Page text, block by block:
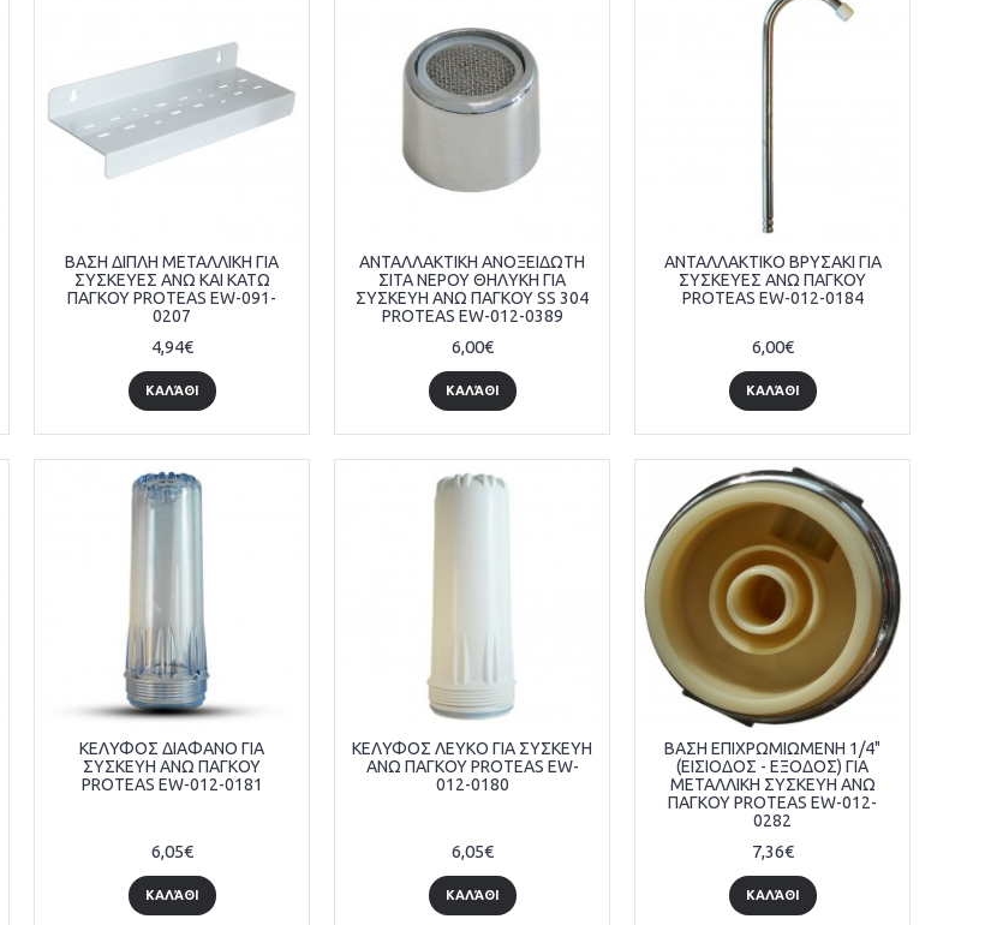
ΒΑΣΗ ΔΙΠΛΗ ΜΕΤΑΛΛΙΚΗ ΓΙΑ
ΣΥΣΚΕΥΕΣ ΑΝΩ ΚΑΙ ΚΑΤΩ
ΠΑΓΚΟΥ PROTEAS EW-091-
0207
4,94€
ΚΑΛΆΘΙ
ΑΝΤΑΛΛΑΚΤΙΚΗ ΑΝΟΞΕΙΔΩΤΗ
ΣΙΤΑ ΝΕΡΟΥ ΘΗΛΥΚΗ ΓΙΑ
ΣΥΣΚΕΥΗ ΑΝΩ ΠΑΓΚΟΥ SS 304
PROTEAS EW-012-0389
6,00€
ΚΑΛΆΘΙ
ΑΝΤΑΛΛΑΚΤΙΚΟ ΒΡΥΣΑΚΙ ΓΙΑ
ΣΥΣΚΕΥΕΣ ΑΝΩ ΠΑΓΚΟΥ
PROTEAS EW-012-0184
6,00€
ΚΑΛΆΘΙ
ΚΕΛΥΦΟΣ ΔΙΑΦΑΝΟ ΓΙΑ
ΣΥΣΚΕΥΗ ΑΝΩ ΠΑΓΚΟΥ
PROTEAS EW-012-0181
6,05€
ΚΑΛΆΘΙ
ΚΕΛΥΦΟΣ ΛΕΥΚΟ ΓΙΑ ΣΥΣΚΕΥΗ
ΑΝΩ ΠΑΓΚΟΥ PROTEAS EW-
012-0180
6,05€
ΚΑΛΆΘΙ
ΒΑΣΗ ΕΠΙΧΡΩΜΙΩΜΕΝΗ 1/4"
(ΕΙΣΙΟΔΟΣ - ΕΞΟΔΟΣ) ΓΙΑ
ΜΕΤΑΛΛΙΚΗ ΣΥΣΚΕΥΗ ΑΝΩ
ΠΑΓΚΟΥ PROTEAS EW-012-
0282
7,36€
ΚΑΛΆΘΙ